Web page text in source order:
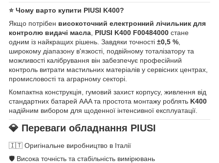
⭐ Чому варто купити PIUSI K400?
Якщо потрібен високоточний електронний лічильник для
контролю видачі масла PIUSI K400 F00484000 стане
одним із найкращих рішень. Завдяки точності ±0,5 %
широкому діапазону в'язкості, подвійному тоталізатору та
можливості калібрування він забезпечує професійний
контроль витрати мастильних матеріалів у сервісних центрах,
промисловості та аграрному секторі.
Компактна конструкція, гумовий захист корпусу, живлення від
стандартних батарей AAA та простота монтажу роблять K400
надійним вибором для щоденної інтенсивної експлуатації.
💎 Переваги обладнання PIUSI
🇮🇹 Оригінальне виробництво в Італії
🛡 Висока точність та стабільність вимірювань